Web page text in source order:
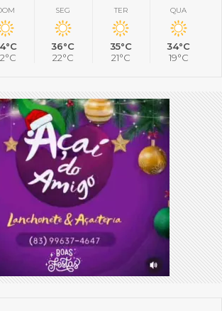
SEG
36°C
22°C
TER
35°C
21°C
QUA
34°C
19°C